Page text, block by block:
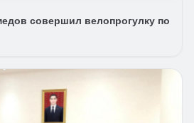
совершил велопрогулку по